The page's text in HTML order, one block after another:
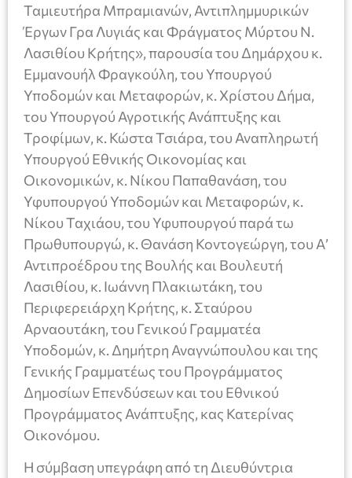
Ταμιευτήρα Μπραμιανών, Αντιπλημμυρικών
Έργων Γρα Λυγιάς και Φράγματος Μύρτου Ν.
Λασιθίου Κρήτης», παρουσία του Δημάρχου κ.
Εμμανουήλ Φραγκούλη, του Υπουργού
Υποδομών και Μεταφορών, κ. Χρίστου Δήμα,
του Υπουργού Αγροτικής Ανάπτυξης και
Τροφίμων, κ. Κώστα Τσιάρα, του Αναπληρωτή
Υπουργού Εθνικής Οικονομίας και
Οικονομικών, κ. Νίκου Παπαθανάση, του
Υφυπουργού Υποδομών και Μεταφορών, κ.
Νίκου Ταχιάου, του Υφυπουργού παρά τω
Πρωθυπουργώ, κ. Θανάση Κοντογεώργη, του Α’
Αντιπροέδρου της Βουλής και Βουλευτή
Λασιθίου, κ. Ιωάννη Πλακιωτάκη, του
Περιφερειάρχη Κρήτης, κ. Σταύρου
Αρναουτάκη, του Γενικού Γραμματέα
Υποδομών, κ. Δημήτρη Αναγνώπουλου και της
Γενικής Γραμματέως του Προγράμματος
Δημοσίων Επενδύσεων και του Εθνικού
Προγράμματος Ανάπτυξης, κας Κατερίνας
Οικονόμου.
Η σύμβαση υπεγράφη από τη Διευθύντρια